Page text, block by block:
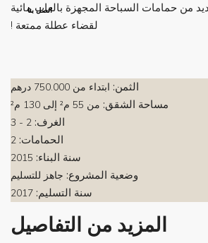
اتصل بنا
من حمامات السباحة المجهزة بالعاب مائية
لقضاء عطلة ممتعة !
الثمن: ابتداء من
مساحة الشقق: من 55 م² إلى 130 م²
الغرف: 2 - 3
الحمامات: 2
سنة البناء: 2015
وضعية المشروع: جاهز للتسليم
سنة التسليم: 2017
المزيد من التفاصيل